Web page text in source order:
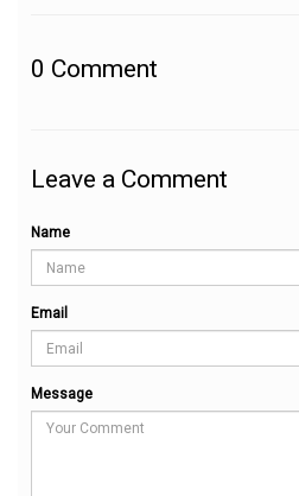
0 Comment
Leave a Comment
Name
Email
Message